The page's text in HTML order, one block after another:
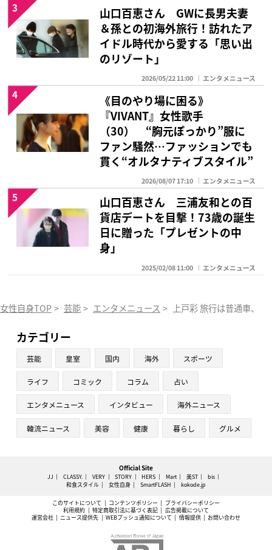
山口百恵さん GWに長男夫妻
＆孫との初海外旅行！訪れたア
イドル時代から愛する「思い出
のリゾート」
2026/05/22 11:00 エンタメニュース
3
《目のやり場に困る》
『VIVANT』女性歌手
（30） “胸元ぽっかり”服に
ファン騒然…ファッションでも
貫く“オルタナティブスタイル”
2026/08/07 17:10 エンタメニュース
4
山口百恵さん 三浦友和との百
貨店デートを目撃！73歳の誕生
日に贈った「プレゼントの中
身」
2025/02/08 11:00 エンタメニュース
5
女性自身TOP > 芸能 > エンタメニュース > 上戸彩 旅行は普通車、
カテゴリー
芸能 皇室 国内 海外 スポーツ
ライフ コミック コラム 占い
エンタメニュース インタビュー 海外ニュース
韓流ニュース 美容 健康 暮らし グルメ
Official Site
JJ CLASSY. VERY STORY HERS Mart 美ST
bis
和食スタイル
女性自身 SmartFLASH kokode.jp
このサイトについて コンテンツポリシー
プライバシーポリシー
利用規約
特定商取引法に基づく表記
広告掲載について
運営会社
ニュース提供先 WEBプッシュ通知について 情報提供 お問い合わせ